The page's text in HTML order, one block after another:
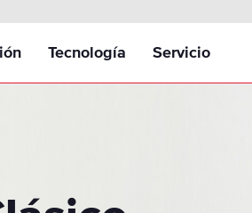
de Inglés Para Todos
Tecnología Servicio